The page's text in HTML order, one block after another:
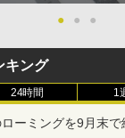
● ● ●
キング
24時間 1
ーミングを9月末で